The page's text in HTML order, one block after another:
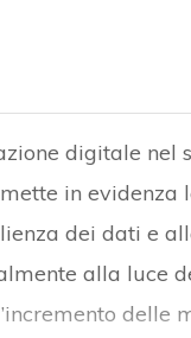
digitale nel
in evidenza
dei dati e
alla luce
delle